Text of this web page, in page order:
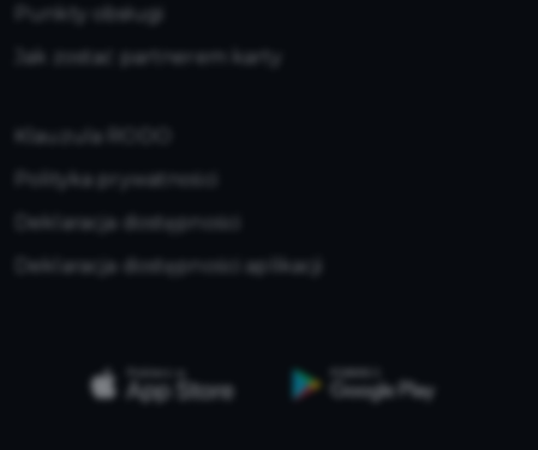
Punkty obsługi
Jak zostać partnerem karty
Klauzula RODO
Polityka prywatności
Deklaracja dostępności
Deklaracja dostępności aplikacji